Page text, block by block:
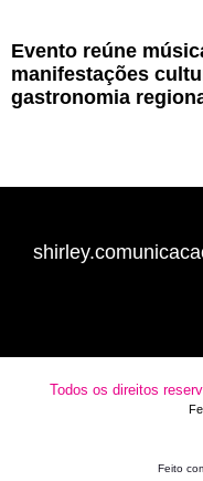
Evento reúne
manifestações
gastronomia
Todos os direitos
Feito